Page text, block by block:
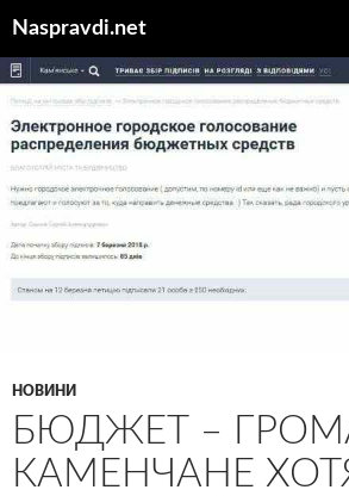
вмісту
Naspravdi.net
НОВИНИ
БЮДЖЕТ –
КАМЕНЧАНЕ